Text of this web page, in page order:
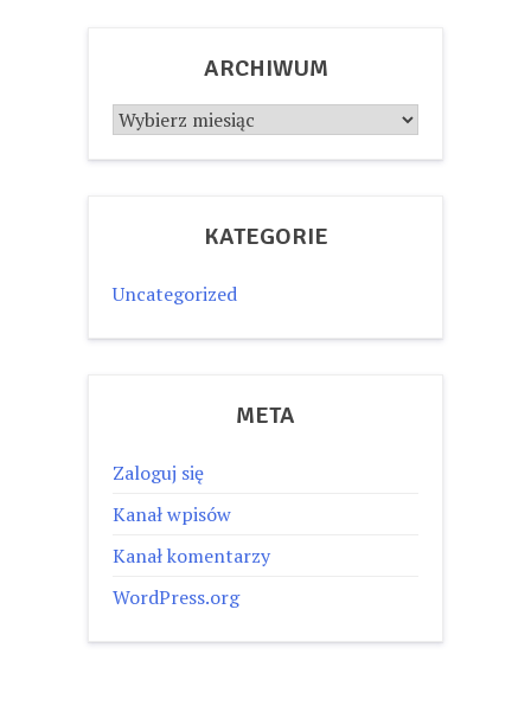
ARCHIWUM
Archiwum
KATEGORIE
Uncategorized
META
Zaloguj się
Kanał wpisów
Kanał komentarzy
WordPress.org